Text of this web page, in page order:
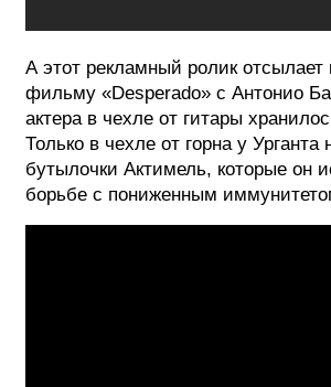
А этот рекламный ролик отсылает
фильму «Desperado» с Антонио
актера в чехле от гитары
Только в чехле от горна у Урганта
бутылочки Актимель, которые он
борьбе с пониженным